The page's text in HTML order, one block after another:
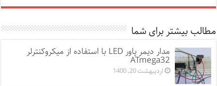
مطالب بیشتر برای شما
مدار دیمر پاور LED با استفاده از میکروکنترلر
ATmega32
اردیبهشت 20, 1400